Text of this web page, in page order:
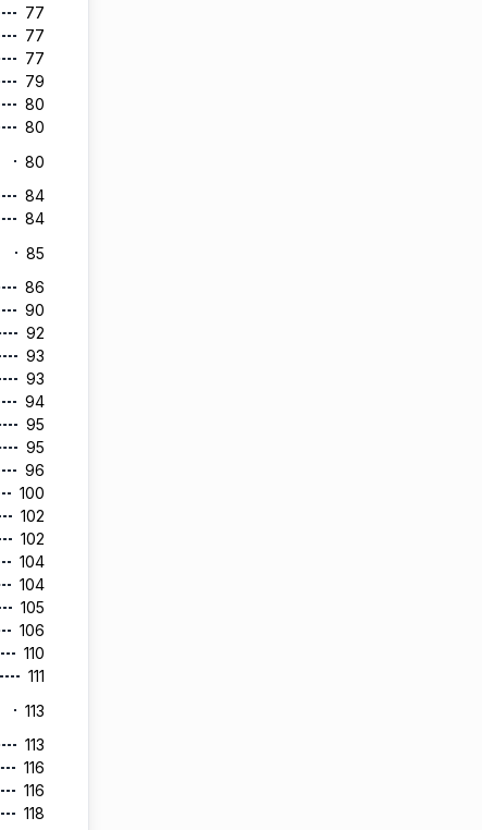
77
77
77
79
80
80
80
84
84
85
86
90
92
93
93
94
95
95
96
100
102
102
104
104
105
106
110
111
113
113
116
116
118